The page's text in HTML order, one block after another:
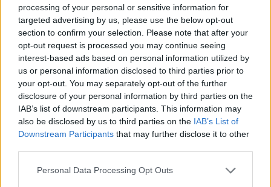
processing of your personal or sensitive information for
targeted advertising by us, please use the below opt-out
section to confirm your selection. Please note that after your
opt-out request is processed you may continue seeing
interest-based ads based on personal information utilized by
us or personal information disclosed to third parties prior to
your opt-out. You may separately opt-out of the further
disclosure of your personal information by third parties on the
IAB’s list of downstream participants. This information may
also be disclosed by us to third parties on the IAB’s List of
Downstream Participants that may further disclose it to other
Please note that this website/app uses one or more Google
Personal Data Processing Opt Outs
Σε συνέχεια των δηλώσεων του, ανέφερε:
«Πάντα χαίρομαι όταν κάποιος δεν κοιτάζει
ταυτότητα. Και χαίρομαι που έχω κάποιον
στην ομάδα μου που ήδη προκαλεί την
περιέργεια των μεγάλων ευρωπαϊκών
συλλόγων. Ο τερματοφύλακάς μας, Ντόμινικ
Κοτάρσκι. Σε αυτό το παιχνίδι με τον
Ολυμπιακό υπήρχαν πολλοί σκάουτερ, το
οποίο σχολιάστηκε πολύ, γιατί στην Ελλάδα
δεν υπάρχει... εμπιστοσύνη στους νέους και
γι' αυτό η Λίγκα δεν προσελκύει τόσους